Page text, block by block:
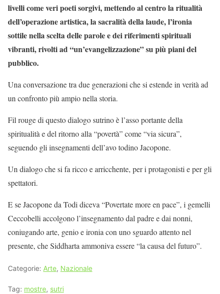
livelli come veri poeti sorgivi, mettendo al centro la ritualità
dell’operazione artistica, la sacralità della laude, l’ironia
sottile nella scelta delle parole e dei riferimenti spirituali
vibranti, rivolti ad “un’evangelizzazione” su più piani del
pubblico.
Una conversazione tra due generazioni che si estende in verità ad
un confronto più ampio nella storia.
Fil rouge di questo dialogo sutrino è l’asso portante della
spiritualità e del ritorno alla “povertà” come “via sicura”,
seguendo gli insegnamenti dell’avo todino Jacopone.
Un dialogo che si fa ricco e arricchente, per i protagonisti e per gli
spettatori.
E se Jacopone da Todi diceva “Povertate more en pace”, i gemelli
Ceccobelli accolgono l’insegnamento dal padre e dai nonni,
coniugando arte, genio e ironia con uno sguardo attento nel
presente, che Siddharta ammoniva essere “la causa del futuro”.
Categorie: Arte, Nazionale
Tag: mostre, sutri